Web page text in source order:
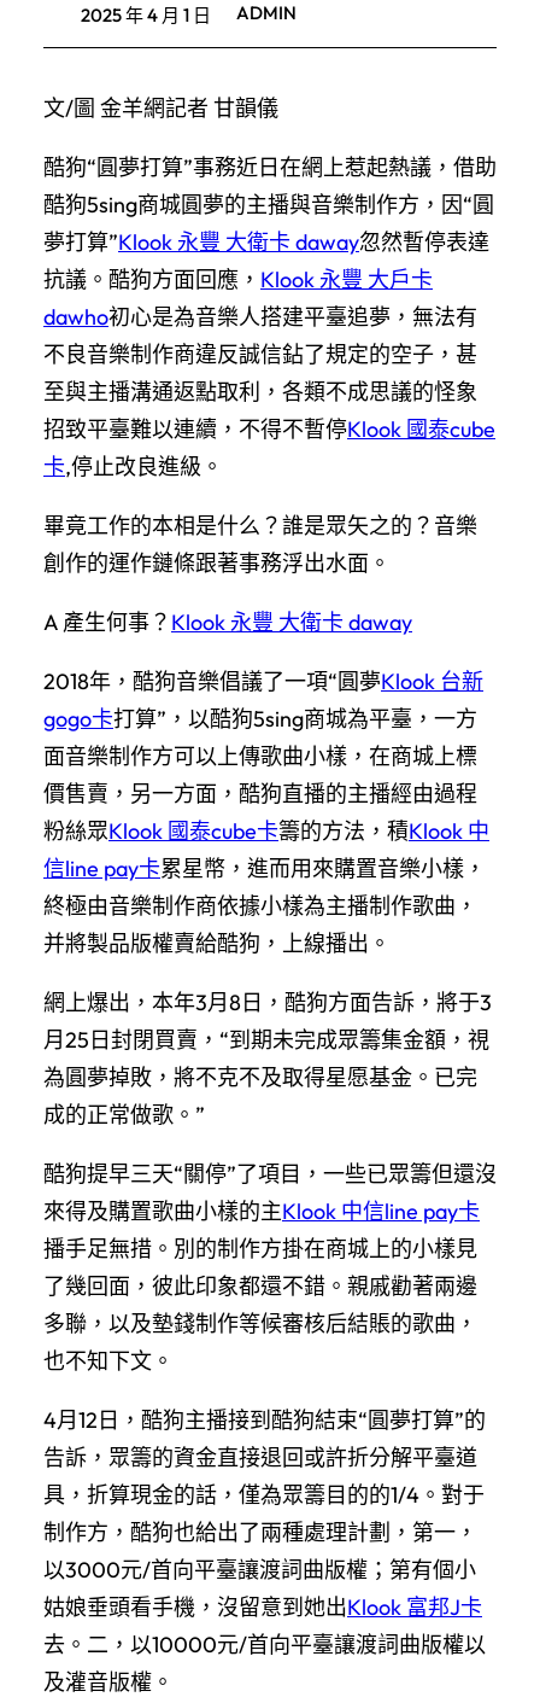
2025 年 4 月 1 日 ADMIN
文/圖 金羊網記者 甘韻儀
酷狗“圓夢打算”事務近日在網上惹起熱議，借助
酷狗5sing商城圓夢的主播與音樂制作方，因“圓
夢打算”Klook 永豐 大衛卡 daway忽然暫停表達
抗議。酷狗方面回應， Klook 永豐 大戶卡
dawho初心是為音樂人搭建平臺追夢，無法有
不良音樂制作商違反誠信鉆了規定的空子，甚
至與主播溝通返點取利，各類不成思議的怪象
招致平臺難以連續，不得不暫停Klook 國泰cube
卡,停止改良進級。
畢竟工作的本相是什么？誰是眾矢之的？音樂
創作的運作鏈條跟著事務浮出水面。
A 產生何事？ Klook 永豐 大衛卡 daway
2018年，酷狗音樂倡議了一項“圓夢Klook 台新
gogo卡打算”，以酷狗5sing商城為平臺，一方
面音樂制作方可以上傳歌曲小樣，在商城上標
價售賣，另一方面，酷狗直播的主播經由過程
粉絲眾Klook 國泰cube卡籌的方法，積Klook 中
信line pay卡累星幣，進而用來購置音樂小樣，
終極由音樂制作商依據小樣為主播制作歌曲，
并將製品版權賣給酷狗，上線播出。
網上爆出，本年3月8日，酷狗方面告訴，將于3
月25日封閉買賣，“到期未完成眾籌集金額，視
為圓夢掉敗，將不克不及取得星愿基金。已完
成的正常做歌。”
酷狗提早三天“關停”了項目，一些已眾籌但還沒
來得及購置歌曲小樣的主Klook 中信line pay卡
播手足無措。別的制作方掛在商城上的小樣見
了幾回面，彼此印象都還不錯。親戚勸著兩邊
多聯，以及墊錢制作等候審核后結賬的歌曲，
也不知下文。
4月12日，酷狗主播接到酷狗結束“圓夢打算”的
告訴，眾籌的資金直接退回或許折分解平臺道
具，折算現金的話，僅為眾籌目的的1/4。對于
制作方，酷狗也給出了兩種處理計劃，第一，
以3000元/首向平臺讓渡詞曲版權；第有個小
姑娘垂頭看手機，沒留意到她出Klook 富邦J卡
去。二，以10000元/首向平臺讓渡詞曲版權以
及灌音版權。